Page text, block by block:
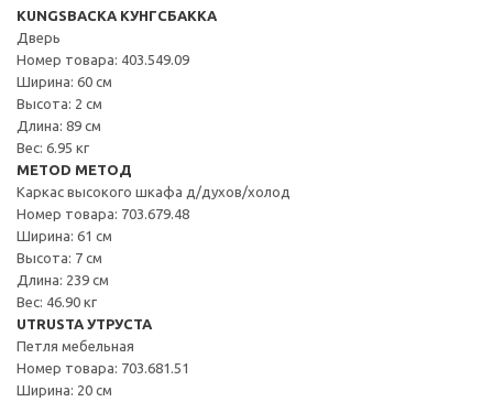
KUNGSBACKA КУНГСБАККА
Дверь
Номер товара: 403.549.09
Ширина: 60 см
Высота: 2 см
Длина: 89 см
Вес: 6.95 кг
METOD МЕТОД
Каркас высокого шкафа д/духов/холод
Номер товара: 703.679.48
Ширина: 61 см
Высота: 7 см
Длина: 239 см
Вес: 46.90 кг
UTRUSTA УТРУСТА
Петля мебельная
Номер товара: 703.681.51
Ширина: 20 см